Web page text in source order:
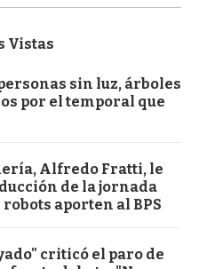
Vistas
sin luz, árboles
por el temporal que
Alfredo Fratti, le
de la jornada
aporten al BPS
criticó el paro de